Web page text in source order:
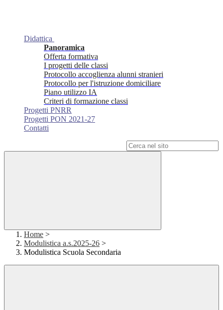
Didattica
Panoramica
Offerta formativa
I progetti delle classi
Protocollo accoglienza alunni stranieri
Protocollo per l'istruzione domiciliare
Piano utilizzo IA
Criteri di formazione classi
Progetti PNRR
Progetti PON 2021-27
Contatti
Home >
Modulistica a.s.2025-26 >
Modulistica Scuola Secondaria